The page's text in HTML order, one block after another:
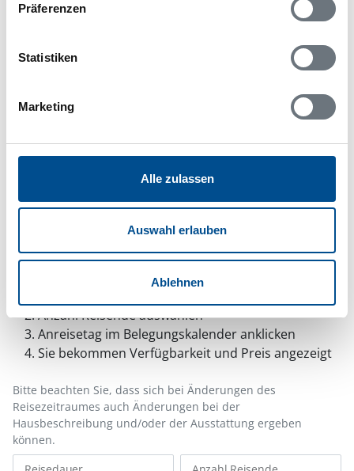
Präferenzen
Statistiken
Marketing
Alle zulassen
Auswahl erlauben
Ablehnen
Skriptblocker/AdBlocker aktiviert zu sein!
Funktionen wird dadurch auf dieser Seite
deaktivieren Sie bitte den Blocker für diese Seite
Hinweis:Nachdem Sie Ihre Erlaubnis gegeben
welche Funktionen genutzt werden sollen.
Belegungskalender
Anzahl Reisende auswählen
Anreisetag im Belegungskalender anklicken
Sie bekommen Verfügbarkeit und Preis angezeigt
Bitte beachten Sie, dass sich bei Änderungen des
Reisezeitraumes auch Änderungen bei der
Hausbeschreibung und/oder der Ausstattung ergeben
können.